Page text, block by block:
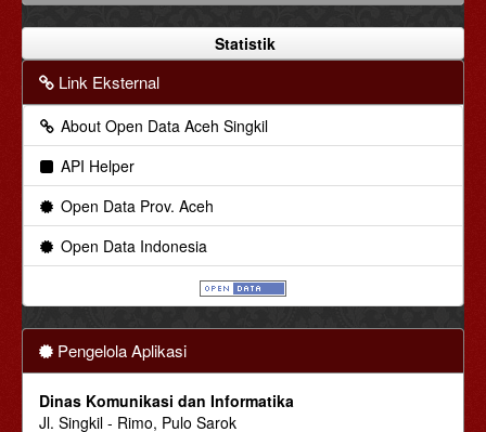
Statistik
Link Eksternal
About Open Data Aceh Singkil
API Helper
Open Data Prov. Aceh
Open Data Indonesia
Pengelola Aplikasi
Dinas Komunikasi dan Informatika
Jl. Singkil - Rimo, Pulo Sarok